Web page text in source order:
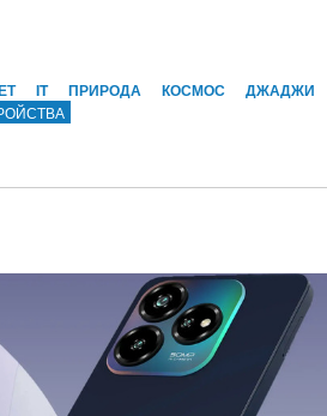
IT ПРИРОДА КОСМОС
ДЖАДЖИ